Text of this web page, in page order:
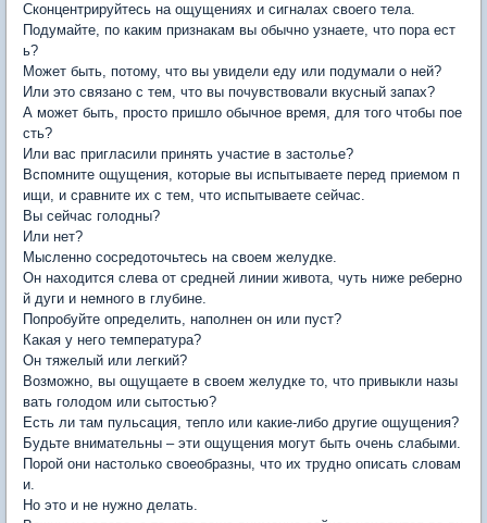
Сконцентрируйтесь на ощущениях и сигналах своего тела.
Подумайте, по каким признакам вы обычно узнаете, что пора ест
ь?
Может быть, потому, что вы увидели еду или подумали о ней?
Или это связано с тем, что вы почувствовали вкусный запах?
А может быть, просто пришло обычное время, для того чтобы пое
сть?
Или вас пригласили принять участие в застолье?
Вспомните ощущения, которые вы испытываете перед приемом п
ищи, и сравните их с тем, что испытываете сейчас.
Вы сейчас голодны?
Или нет?
Мысленно сосредоточьтесь на своем желудке.
Он находится слева от средней линии живота, чуть ниже реберно
й дуги и немного в глубине.
Попробуйте определить, наполнен он или пуст?
Какая у него температура?
Он тяжелый или легкий?
Возможно, вы ощущаете в своем желудке то, что привыкли назы
вать голодом или сытостью?
Есть ли там пульсация, тепло или какие-либо другие ощущения?
Будьте внимательны – эти ощущения могут быть очень слабыми.
Порой они настолько своеобразны, что их трудно описать словам
и.
Но это и не нужно делать.